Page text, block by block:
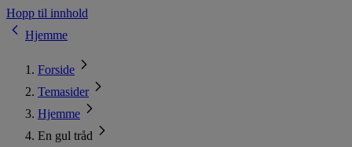
Hopp til innhold
Hjemme
Forside
Temasider
Hjemme
En gul tråd